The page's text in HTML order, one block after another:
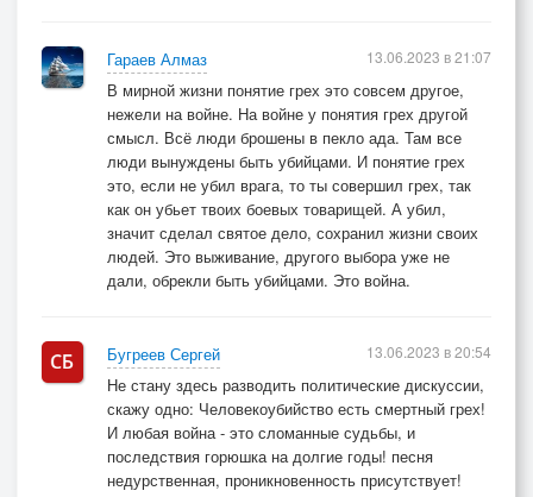
Гараев Алмаз
В мирной жизни понятие грех это совсем другое,
нежели на войне. На войне у понятия грех другой
смысл. Всё люди брошены в пекло ада. Там все
люди вынуждены быть убийцами. И понятие грех
это, если не убил врага, то ты совершил грех, так
как он убьет твоих боевых товарищей. А убил,
значит сделал святое дело, сохранил жизни своих
людей. Это выживание, другого выбора уже не
дали, обрекли быть убийцами. Это война.
13.06.2023 в 21:07
Бугреев Сергей
Не стану здесь разводить политические дискуссии,
скажу одно: Человекоубийство есть смертный грех!
И любая война - это сломанные судьбы, и
последствия горюшка на долгие годы! песня
недурственная, проникновенность присутствует!
13.06.2023 в 20:54